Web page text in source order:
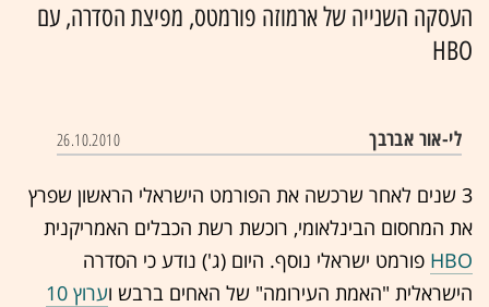
העסקה השנייה של ארמוזה פורמטס, מפיצת הסדרה, עם
HBO
לי-אור אברבך 26.10.2010
3 שנים לאחר שרכשה את הפורמט הישראלי הראשון שפרץ
את המחסום הבינלאומי, רוכשת רשת הכבלים האמריקנית
HBO פורמט ישראלי נוסף. היום (ג') נודע כי הסדרה
הישראלית "האמת העירומה" של האחים ברבש וערוץ 10